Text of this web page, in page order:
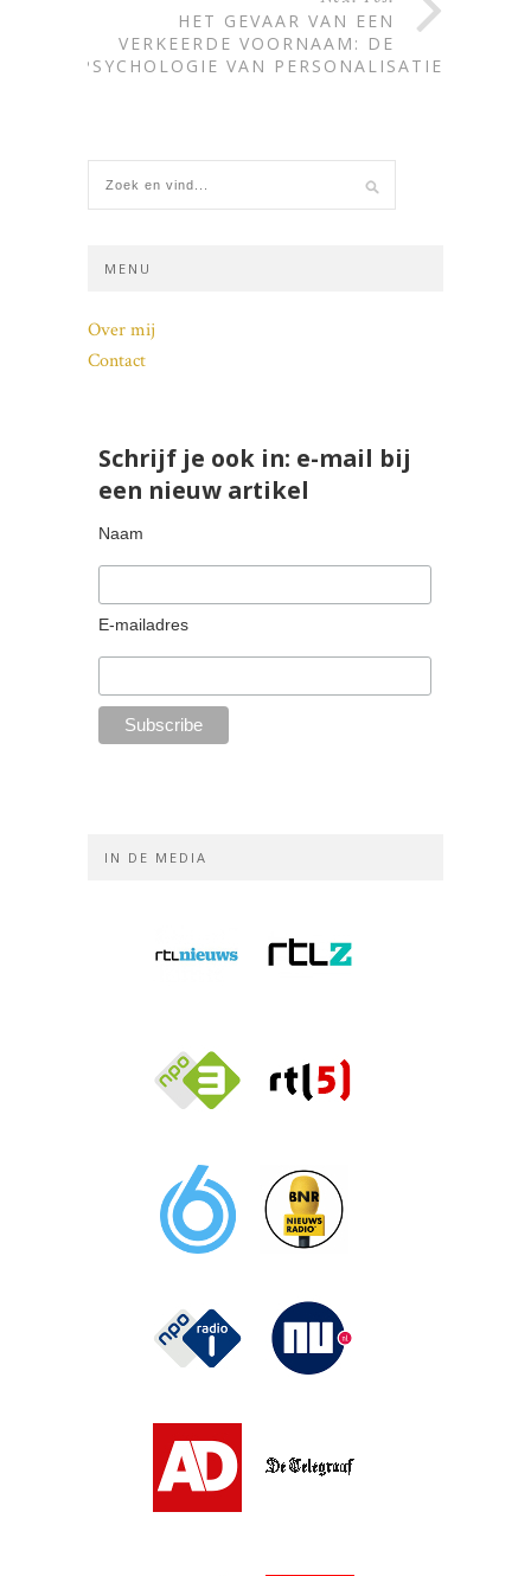
HET GEVAAR VAN EEN
VERKEERDE VOORNAAM: DE
PSYCHOLOGIE VAN PERSONALISATIE
MENU
Over mij
Contact
Schrijf je ook in: e-mail bij
een nieuw artikel
Naam
E-mailadres
IN DE MEDIA